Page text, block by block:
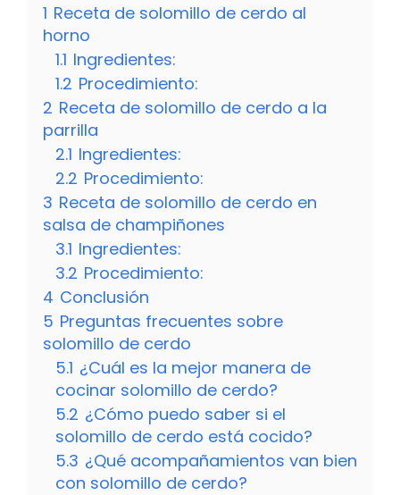
1 Receta de solomillo de cerdo al
horno
1.1 Ingredientes:
1.2 Procedimiento:
2 Receta de solomillo de cerdo a la
parrilla
2.1 Ingredientes:
2.2 Procedimiento:
3 Receta de solomillo de cerdo en
salsa de champiñones
3.1 Ingredientes:
3.2 Procedimiento:
4 Conclusión
5 Preguntas frecuentes sobre
solomillo de cerdo
5.1 ¿Cuál es la mejor manera de
cocinar solomillo de cerdo?
5.2 ¿Cómo puedo saber si el
solomillo de cerdo está cocido?
5.3 ¿Qué acompañamientos van bien
con solomillo de cerdo?